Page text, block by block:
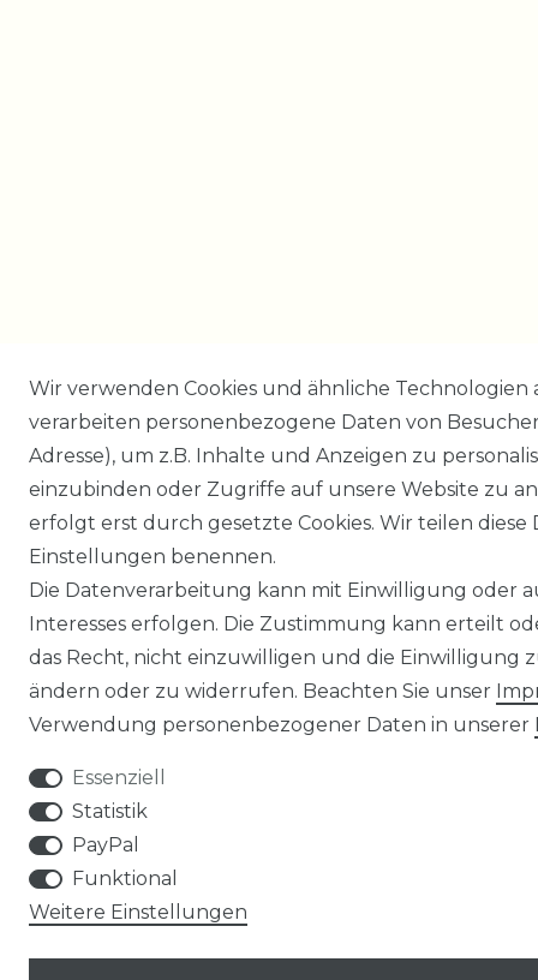
Wir verwenden Cookies und ähnliche
verarbeiten personenbezogene Daten von
Adresse), um z.B. Inhalte und Anzeigen zu
einzubinden oder Zugriffe auf unsere Website zu
erfolgt erst durch gesetzte Cookies. Wir teilen
Einstellungen benennen.
Die Datenverarbeitung kann mit Einwilligung oder
Interesses erfolgen. Die Zustimmung kann erteilt
das Recht, nicht einzuwilligen und die Einwilligung
ändern oder zu widerrufen. Beachten Sie unser
Verwendung personenbezogener Daten in unserer
Essenziell
Statistik
PayPal
Funktional
Weitere Einstellungen